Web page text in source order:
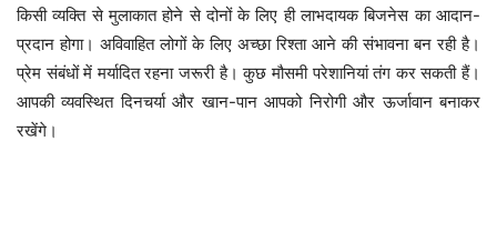
किसी व्यक्ति से मुलाकात होने से दोनों के लिए ही लाभदायक बिजनेस का आदान-
प्रदान होगा। अविवाहित लोगों के लिए अच्छा रिश्ता आने की संभावना बन रही है।
प्रेम संबंधों में मर्यादित रहना जरूरी है। कुछ मौसमी परेशानियां तंग कर सकती हैं।
आपकी व्यवस्थित दिनचर्या और खान-पान आपको निरोगी और ऊर्जावान बनाकर
रखेंगे।